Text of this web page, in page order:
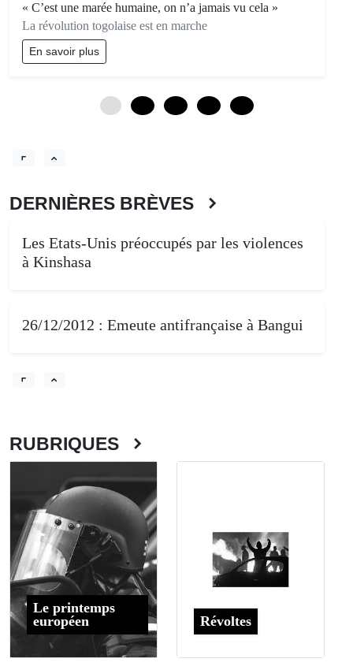
« C’est une marée humaine, on n’a jamais vu cela »
‎La révolution togolaise est en marche
En savoir plus
DERNIÈRES BRÈVES
Les Etats-Unis préoccupés par les violences
à Kinshasa
26/12/2012 : Emeute antifrançaise à Bangui
RUBRIQUES
Le printemps
européen
Révoltes